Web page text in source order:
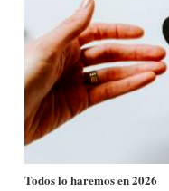
Todos lo haremos en 2026